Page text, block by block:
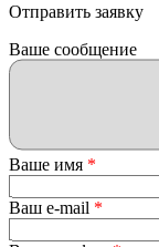
Отправить заявку
Ваше сообщение
Ваше имя *
Ваш e-mail *